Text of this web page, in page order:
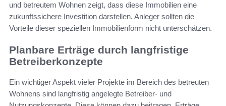
und betreutem Wohnen zeigt, dass diese Immobilien eine
zukunftssichere Investition darstellen. Anleger sollten die
Vorteile dieser speziellen Immobilienform nicht unterschätzen.
Planbare Erträge durch langfristige
Betreiberkonzepte
Ein wichtiger Aspekt vieler Projekte im Bereich des betreuten
Wohnens sind langfristig angelegte Betreiber- und